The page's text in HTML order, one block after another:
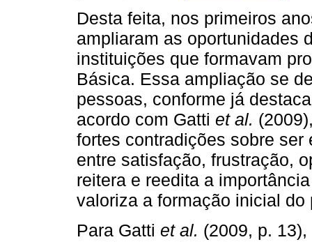
Desta feita, nos primeiros
ampliaram as oportunidades
instituições que formavam
Básica. Essa ampliação se
pessoas, conforme já
acordo com Gatti et al.
fortes contradições sobre ser
entre satisfação, frustração,
reitera e reedita a
valoriza a formação inicial
Para Gatti et al. (2009, p.